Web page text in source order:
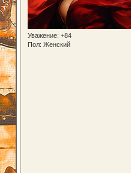
Уважение: +84
Пол: Женский